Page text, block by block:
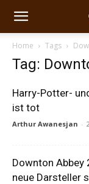
Home Tags
Tag:
Harry-Potter-
ist tot
Arthur Awanesjan -
Downton Abbey
neue Darsteller